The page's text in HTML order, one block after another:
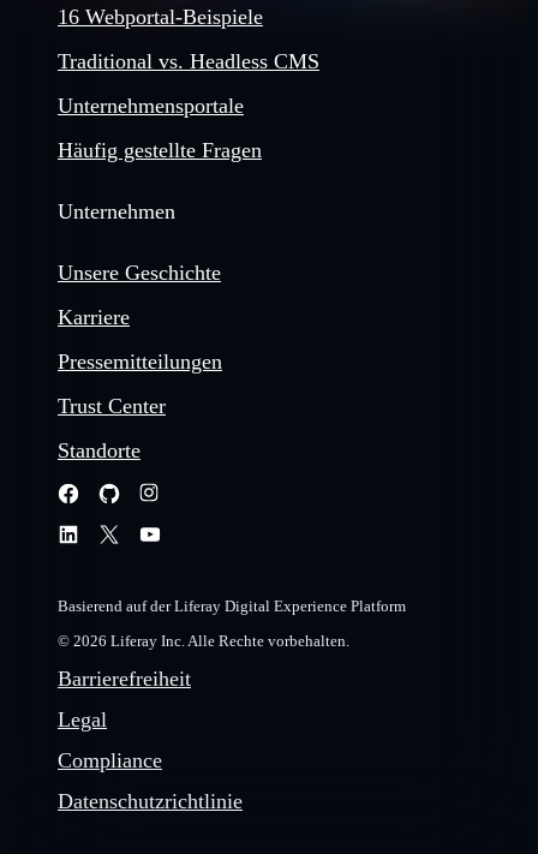
16 Webportal-Beispiele
Traditional vs. Headless CMS
Unternehmensportale
Häufig gestellte Fragen
Unternehmen
Unsere Geschichte
Karriere
Pressemitteilungen
Trust Center
Standorte
Basierend auf der Liferay Digital Experience Platform
© 2026 Liferay Inc. Alle Rechte vorbehalten.
Barrierefreiheit
Legal
Compliance
Datenschutzrichtlinie